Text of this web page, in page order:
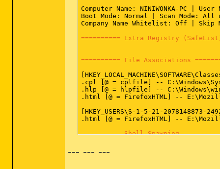
DRV - (MpKsl49c6d22b) --
DRV - (avipbb) --
DRV - (dtsoftbus01) --
DRV - (amdkmdag) --
DRV - (vhidmini) --
DRV - (MpNWMon) --
DRV - (AsIO) --
DRV - (NVENETFD) --
DRV - (MTsensor) --
DRV - (ovt519) --
========== Standard Registry
Computer Name: NINIWONKA-PC |
Boot Mode: Normal | Scan Mode: All
Company Name Whitelist: Off |
========== Extra Registry (SafeList)
========== File Associations
.cpl [@ = cplfile] --
.hlp [@ = hlpfile] --
.html [@ = FirefoxHTML] --
[HKEY_USERS\S-1-5-21-2078148873-
.html [@ = FirefoxHTML] --
========== Shell Spawning
--- --- ---